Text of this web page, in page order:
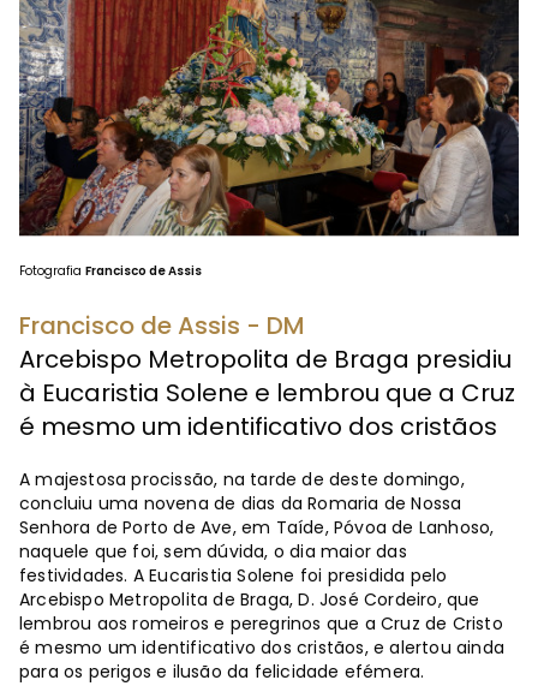
Fotografia Francisco de Assis
Francisco de Assis - DM
Arcebispo Metropolita de Braga presidiu
à Eucaristia Solene e lembrou que a Cruz
é mesmo um identificativo dos cristãos
A majestosa procissão, na tarde de deste domingo,
concluiu uma novena de dias da Romaria de Nossa
Senhora de Porto de Ave, em Taíde, Póvoa de Lanhoso,
naquele que foi, sem dúvida, o dia maior das
festividades. A Eucaristia Solene foi presidida pelo
Arcebispo Metropolita de Braga, D. José Cordeiro, que
lembrou aos romeiros e peregrinos que a Cruz de Cristo
é mesmo um identificativo dos cristãos, e alertou ainda
para os perigos e ilusão da felicidade efémera.